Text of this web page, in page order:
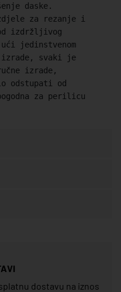
daske.
za rezanje i
izdržljivog
jedinstvenom
izrade, svaki je
izrade,
odstupati od
za perilicu
dostavu na iznos